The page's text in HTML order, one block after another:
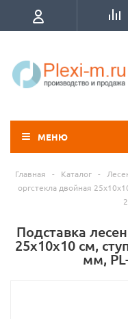
МЕНЮ
Главная - Каталог -
оргстекла двойная
Подставка
25x10х10 см,
мм,